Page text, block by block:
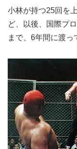
小林が持つ25回を
ど、以後、国際プ
まで、6年間に渡っ